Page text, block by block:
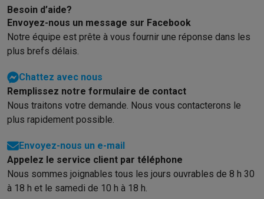
Besoin d’aide?
Envoyez-nous un message sur Facebook
Notre équipe est prête à vous fournir une réponse dans les
plus brefs délais.
Chattez avec nous
Remplissez notre formulaire de contact
Nous traitons votre demande. Nous vous contacterons le
plus rapidement possible.
Envoyez-nous un e-mail
Appelez le service client par téléphone
Nous sommes joignables tous les jours ouvrables de 8 h 30
à 18 h et le samedi de 10 h à 18 h.